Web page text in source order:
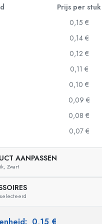
Prijs per stuk
0,15 €
0,14 €
0,12 €
0,11 €
0,10 €
0,09 €
0,08 €
0,07 €
AANPASSEN
Zwart